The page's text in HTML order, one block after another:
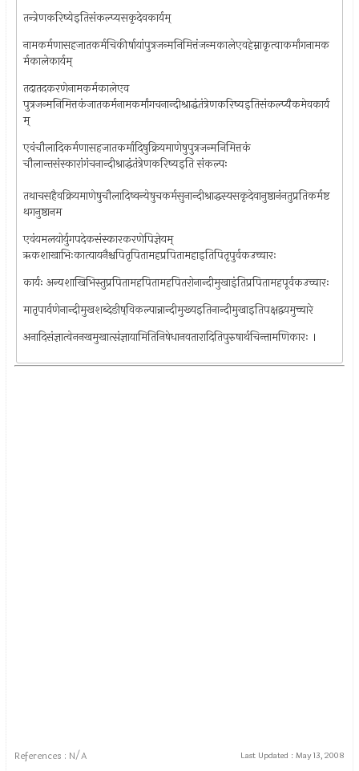
तन्त्रेणकरिष्येइतिसंकल्प्यसकृदेवकार्यम्
नामकर्मणासहजातकर्मचिकीर्षायांपुत्रजन्मनिमित्तंजन्मकालेएवहेम्नाकृत्वाकर्मांगनामक
र्मकालेकार्यम्
तदातदकरणेनामकर्मकालेएव
पुत्रजन्मनिमित्तकंजातकर्मनामकर्मांगचनान्दीश्राद्धंतंत्रेणकरिष्यइतिसंकल्प्यैकमेवकार्य
म्
एवंचौलादिकर्मणासहजातकर्मादिषुक्रियमाणेषुपुत्रजन्मनिमित्तकं
चौलान्तसंस्कारांगंचनान्दीश्राद्धंतंत्रेणकरिष्यइति संकल्पः
तथाचसहैवक्रियमाणेषुचौलादिष्वन्येषुचकर्मसुनान्दीश्राद्धस्यसकृदेवानुष्ठानंनतुप्रतिकर्मष्ट
थगनुष्ठानम‍
एवंयमलयोर्युगपदेकसंस्कारकरणेपिज्ञेयम्
ऋकशाखाभिःकात्यायनैश्चपितृपितामहप्रपितामहाइतिपितृपुर्वकउच्चारः
कार्यः अन्यशाखिभिस्तुप्रपितामहपितामहपितरोनान्दीमुखाइंतिप्रपितामहपूर्वकउच्चारः
मातृपार्वणेनान्दीमुखशब्देङीष्‌विकल्पान्नान्दीमुख्यइतिनान्दीमुखाइतिपक्षद्वयमुच्चारे
अनादिसंज्ञात्वेननखमुखात्संज्ञायामितिनिषेधानवतारादितिपुरुषार्थचिन्तामणिकारः ।
References : N/A Last Updated : May 13, 2008